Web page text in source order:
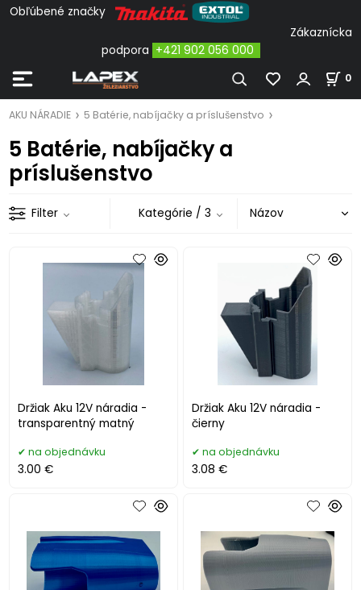
Obľúbené značky
Zákaznícka
podpora +421 902 056 000
0
AKU NÁRADIE 5 Batérie, nabíjačky a príslušenstvo
5 Batérie, nabíjačky a
príslušenstvo
Filter Kategórie / 3
Držiak Aku 12V náradia -
transparentný matný
na objednávku
3.00 €
Držiak Aku 12V náradia -
čierny
na objednávku
3.08 €